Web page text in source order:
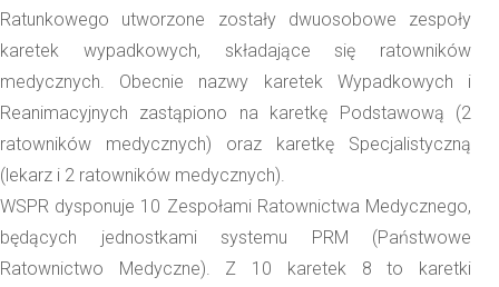
Ratunkowego utworzone zostały dwuosobowe zespoły
karetek wypadkowych, składające się ratowników
medycznych. Obecnie nazwy karetek Wypadkowych i
Reanimacyjnych zastąpiono na karetkę Podstawową (2
ratowników medycznych) oraz karetkę Specjalistyczną
(lekarz i 2 ratowników medycznych).
WSPR dysponuje 10 Zespołami Ratownictwa Medycznego,
będących jednostkami systemu PRM (Państwowe
Ratownictwo Medyczne). Z 10 karetek 8 to karetki